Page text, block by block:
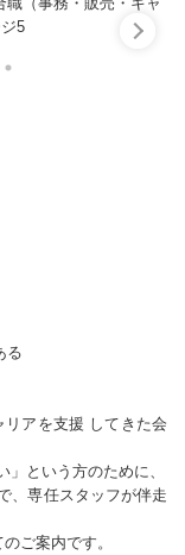
る
リアを支援 してきた会
」という方のために、
、専任スタッフが伴走
ご案内です。